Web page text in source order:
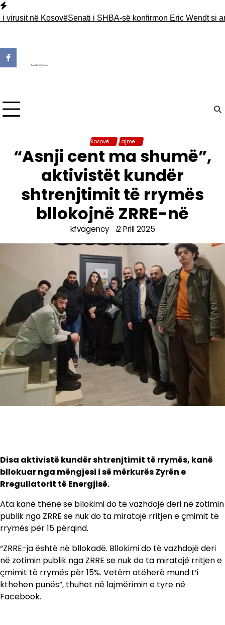
Skip
to në KosovëSenati i SHBA-së konfirmon Eric Wendt si
Kosovë Lajme
“Asnji cent ma shumë”,
aktivistët kundër
shtrenjtimit të rrymës
bllokojnë ZRRE-në
kfvagency 2 Prill 2025
Disa aktivistë kundër shtrenjtimit të rrymës, kanë
bllokuar nga mëngjesi i së mërkurës Zyrën e
Rregullatorit të Energjisë.
Ata kanë thënë se bllokimi do të vazhdojë deri në zotimin
publik nga ZRRE se nuk do ta miratojë rritjen e çmimit të
rrymës për 15 përqind.
“ZRRE-ja është në bllokadë. Bllokimi do të vazhdojë deri
në zotimin publik nga ZRRE se nuk do ta miratojë rritjen e
çmimit të rrymës për 15%. Vetëm atëherë mund t’i
kthehen punës”, thuhet në lajmërimin e tyre në
Facebook.